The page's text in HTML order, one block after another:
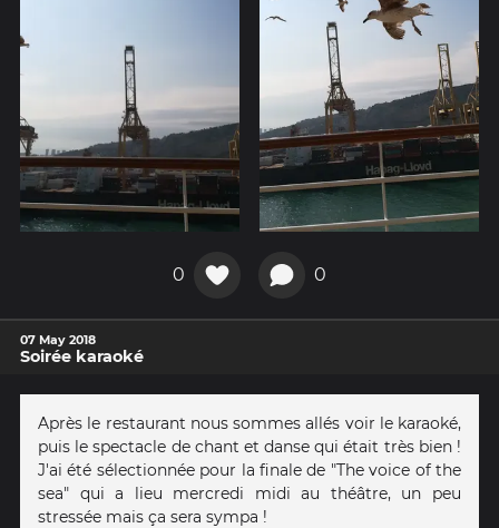
0 0
07 May 2018
Soirée karaoké
Après le restaurant nous sommes allés voir le karaoké,
puis le spectacle de chant et danse qui était très bien !
J'ai été sélectionnée pour la finale de "The voice of the
sea" qui a lieu mercredi midi au théâtre, un peu
stressée mais ça sera sympa !